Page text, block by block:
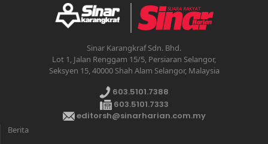
Sinar Karangkraf Sdn. Bhd.
Lot 1, Jalan Renggam 15/5, Persiaran Selangor,
Seksyen 15, 40000 Shah Alam Selangor, Malaysia
603.5101.7388
603.5101.7333
editorsh@sinarharian.com.my
Berita